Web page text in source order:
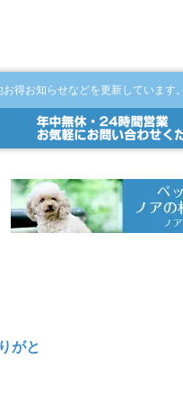
得お知らせなどを更新しています
がと